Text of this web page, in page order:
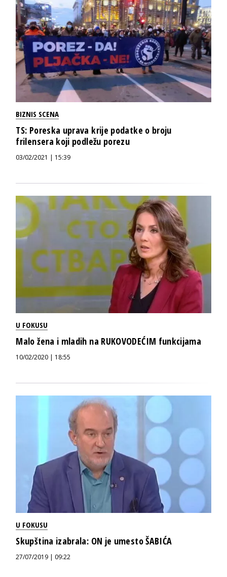
BIZNIS SCENA
TS: Poreska uprava krije podatke o broju
frilensera koji podležu porezu
03/02/2021 | 15:39
U FOKUSU
Malo žena i mladih na RUKOVODEĆIM funkcijama
10/02/2020 | 18:55
U FOKUSU
Skupština izabrala: ON je umesto ŠABIĆA
27/07/2019 | 09:22